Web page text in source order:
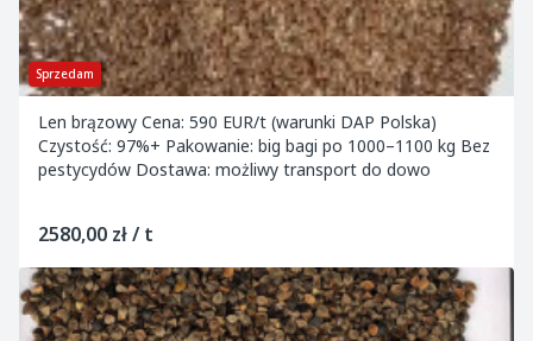
Sprzedam
Len brązowy Cena: 590 EUR/t (warunki DAP Polska)
Czystość: 97%+ Pakowanie: big bagi po 1000–1100 kg Bez
pestycydów Dostawa: możliwy transport do dowo
2580,00 zł / t